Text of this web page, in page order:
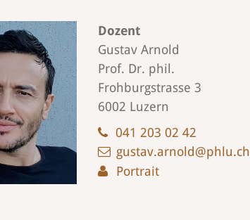
Dozent
Gustav Arnold
Prof. Dr. phil.
Frohburgstrasse 3
6002 Luzern
041 203 02 42
gustav.arnold@phlu.ch
Portrait